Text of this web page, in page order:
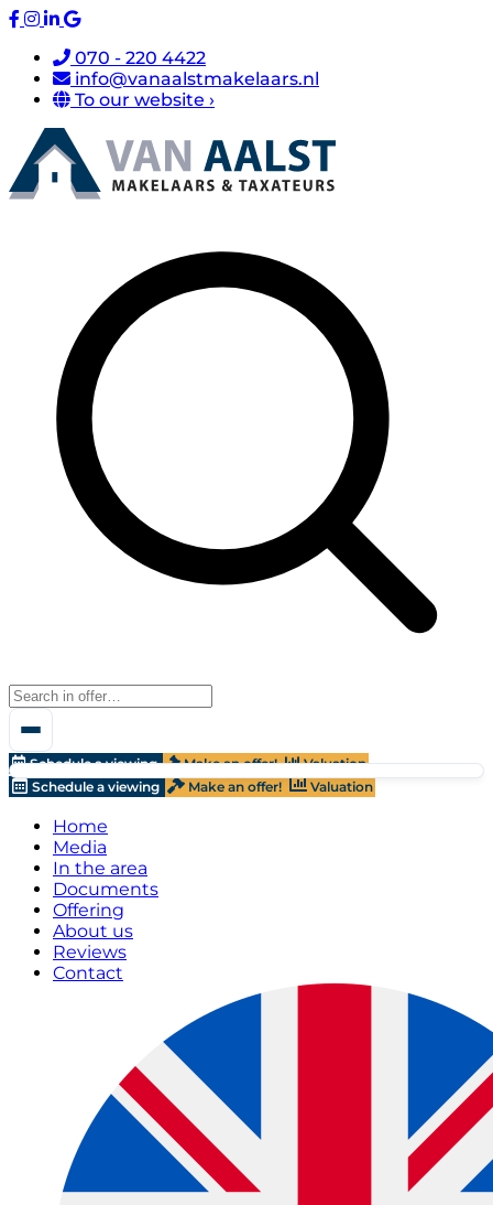
070 - 220 4422
info@vanaalstmakelaars.nl
To our website ›
Schedule a viewing Make an offer!
Valuation
Schedule a viewing
Make an offer! Valuation
Home
Media
In the area
Documents
Offering
About us
Reviews
Contact